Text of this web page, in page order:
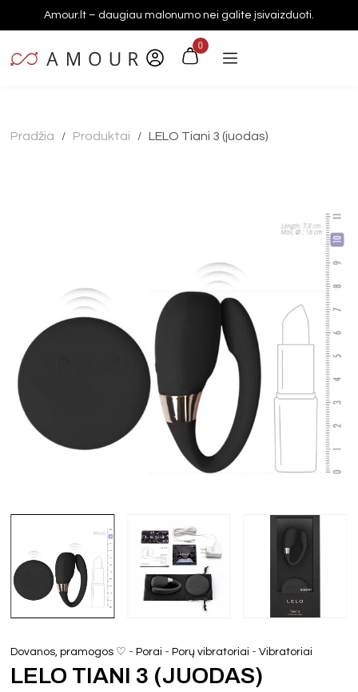
Amour.lt – daugiau malonumo nei galite įsivaizduoti.
0
Pradžia / Produktai / LELO Tiani 3 (juodas)
Dovanos, pramogos ♡ -Porai -Porų vibratoriai -Vibratoriai
LELO TIANI 3 (JUODAS)